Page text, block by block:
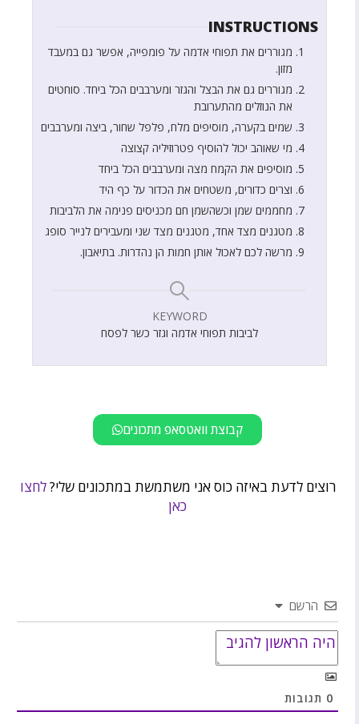
INSTRUCTIONS
מגוררים את תפוחי אדמה על פומפייה, אפשר גם במעבד
מזון.
מגוררים גם את הבצל והגזר ומערבבים הכל ביחד. סוחטים
את הנוזלים מהתערובת
שמים בקערה, מוסיפים מלח, פלפל שחור, ביצה ומערבבים
מי שאוהב יכול להוסיף פטרוזיליה קצוצה
מוסיפים את הקמח מצה ומערבבים הכל ביחד
וצרים כדורים, משטחים את הכדור על כף היד
מחממים שמן וכשהשמן חם מכניסים פנימה את הלביבות
מטגנים מצד אחד, מטגנים מצד שני ומעבירים לנייר סופג
מרשה לכם לאכול אותן חמות הן נהדרות. בתיאבון.
KEYWORD
לביבות תפוחי אדמה וגזר כשר לפסח
קבוצת וואטסאפ מתכונים
רוצים לדעת באיזה כוס אני משתמשת במתכונים שלי?לחצו
כאן
הרשם
0 תגובות